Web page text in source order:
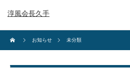
淳風会長久手
お知らせ 未分類